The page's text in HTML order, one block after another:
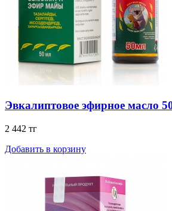
Эвкалиптовое эфирное масло
2 442 тг
Добавить в корзину